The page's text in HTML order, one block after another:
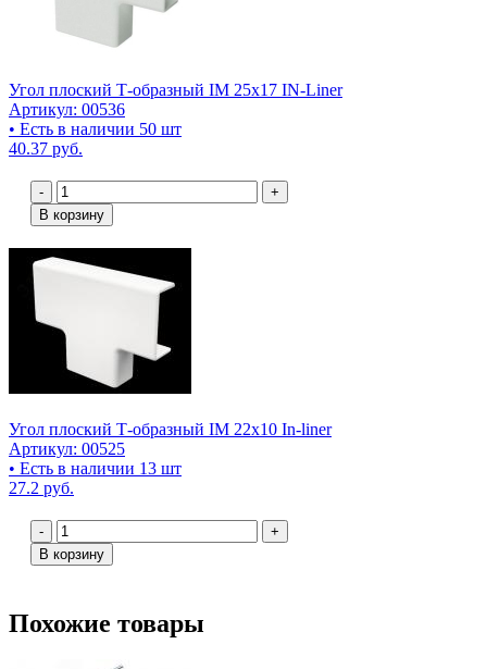
Угол плоский Т-образный IM 25x17 IN-Liner
Артикул: 00536
• Есть в наличии 50 шт
40.37 руб.
-
+
В корзину
Угол плоский Т-образный IM 22х10 In-liner
Артикул: 00525
• Есть в наличии 13 шт
27.2 руб.
-
+
В корзину
Похожие товары